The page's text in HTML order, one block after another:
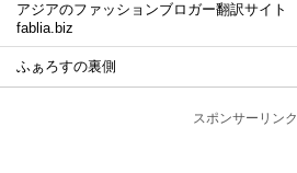
アジアのファッションブロガー翻訳サイト
fablia.biz
ふぁろすの裏側
スポンサーリンク